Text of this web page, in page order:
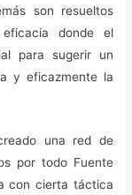
son resueltos
donde el
para sugerir un
y eficazmente la
una red de
por todo Fuente
con cierta táctica